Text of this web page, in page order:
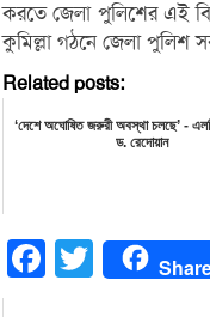
করতে জেলা পুলিশের এই
কুমিল্লা গঠনে জেলা পুলিশ
Related posts:
‘দেশে অঘোষিত জরুরী অবস্থা চলছে’ -
ড. রেদোয়ান
Facebook
Twitter